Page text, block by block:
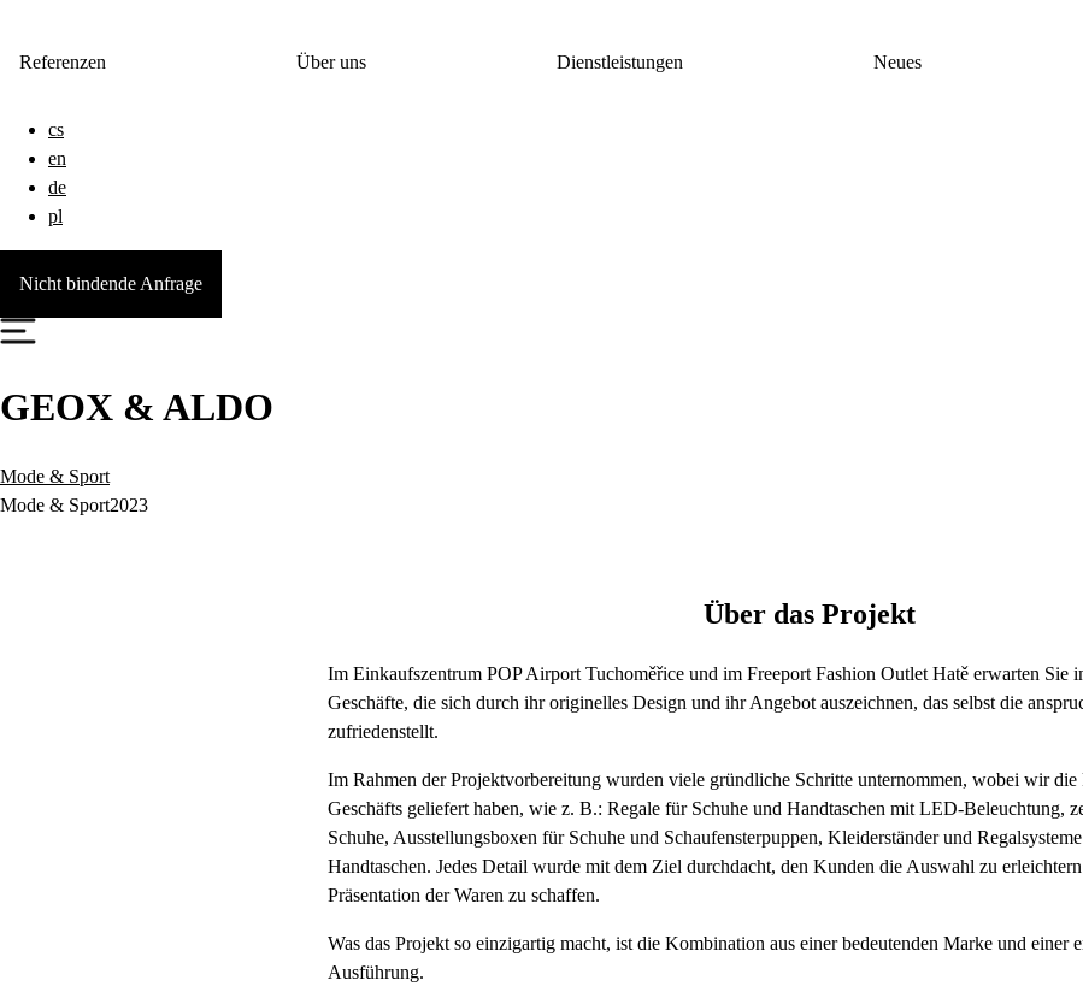
Referenzen Über uns Dienstleistungen Neues
cs
en
de
pl
Nicht bindende Anfrage
GEOX & ALDO
Mode & Sport
Mode & Sport2023
Über das Projekt
Im Einkaufszentrum POP Airport Tuchoměřice und im Freeport Fashion Outlet Hatě erwarten Sie
Geschäfte, die sich durch ihr originelles Design und ihr Angebot auszeichnen, das selbst die
zufriedenstellt.
Im Rahmen der Projektvorbereitung wurden viele gründliche Schritte unternommen, wobei wir die
Geschäfts geliefert haben, wie z. B.: Regale für Schuhe und Handtaschen mit LED-Beleuchtung,
Schuhe, Ausstellungsboxen für Schuhe und Schaufensterpuppen, Kleiderständer und
Handtaschen. Jedes Detail wurde mit dem Ziel durchdacht, den Kunden die Auswahl zu
Präsentation der Waren zu schaffen.
Was das Projekt so einzigartig macht, ist die Kombination aus einer bedeutenden Marke und einer
Ausführung.